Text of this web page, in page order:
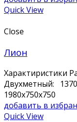
Quick View
Close
Лион
Характиристики
Двухметный:
1980х750х750
добавить в
Quick View